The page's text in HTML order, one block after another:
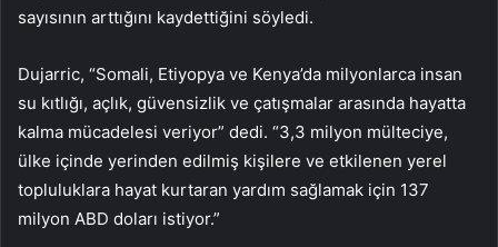
sayısının arttığını kaydettiğini söyledi.
Dujarric, “Somali, Etiyopya ve Kenya’da milyonlarca insan
su kıtlığı, açlık, güvensizlik ve çatışmalar arasında hayatta
kalma mücadelesi veriyor” dedi. “3,3 milyon mülteciye,
ülke içinde yerinden edilmiş kişilere ve etkilenen yerel
topluluklara hayat kurtaran yardım sağlamak için 137
milyon ABD doları istiyor.”